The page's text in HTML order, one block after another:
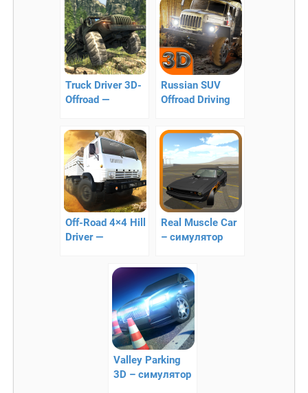
Truck Driver 3D-
Offroad —
внедорожного
вождения
Russian SUV
Offroad Driving
симулятор
грузовика
Off-Road 4×4 Hill
Driver —
грузовиков
Real Muscle Car
– симулятор
Valley Parking
3D – симулятор